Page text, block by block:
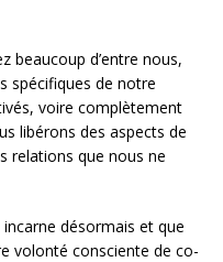
beaucoup d’entre nous,
spécifiques de notre
voire complètement
libérons des aspects de
relations que nous ne
désormais et que
volonté consciente de co-